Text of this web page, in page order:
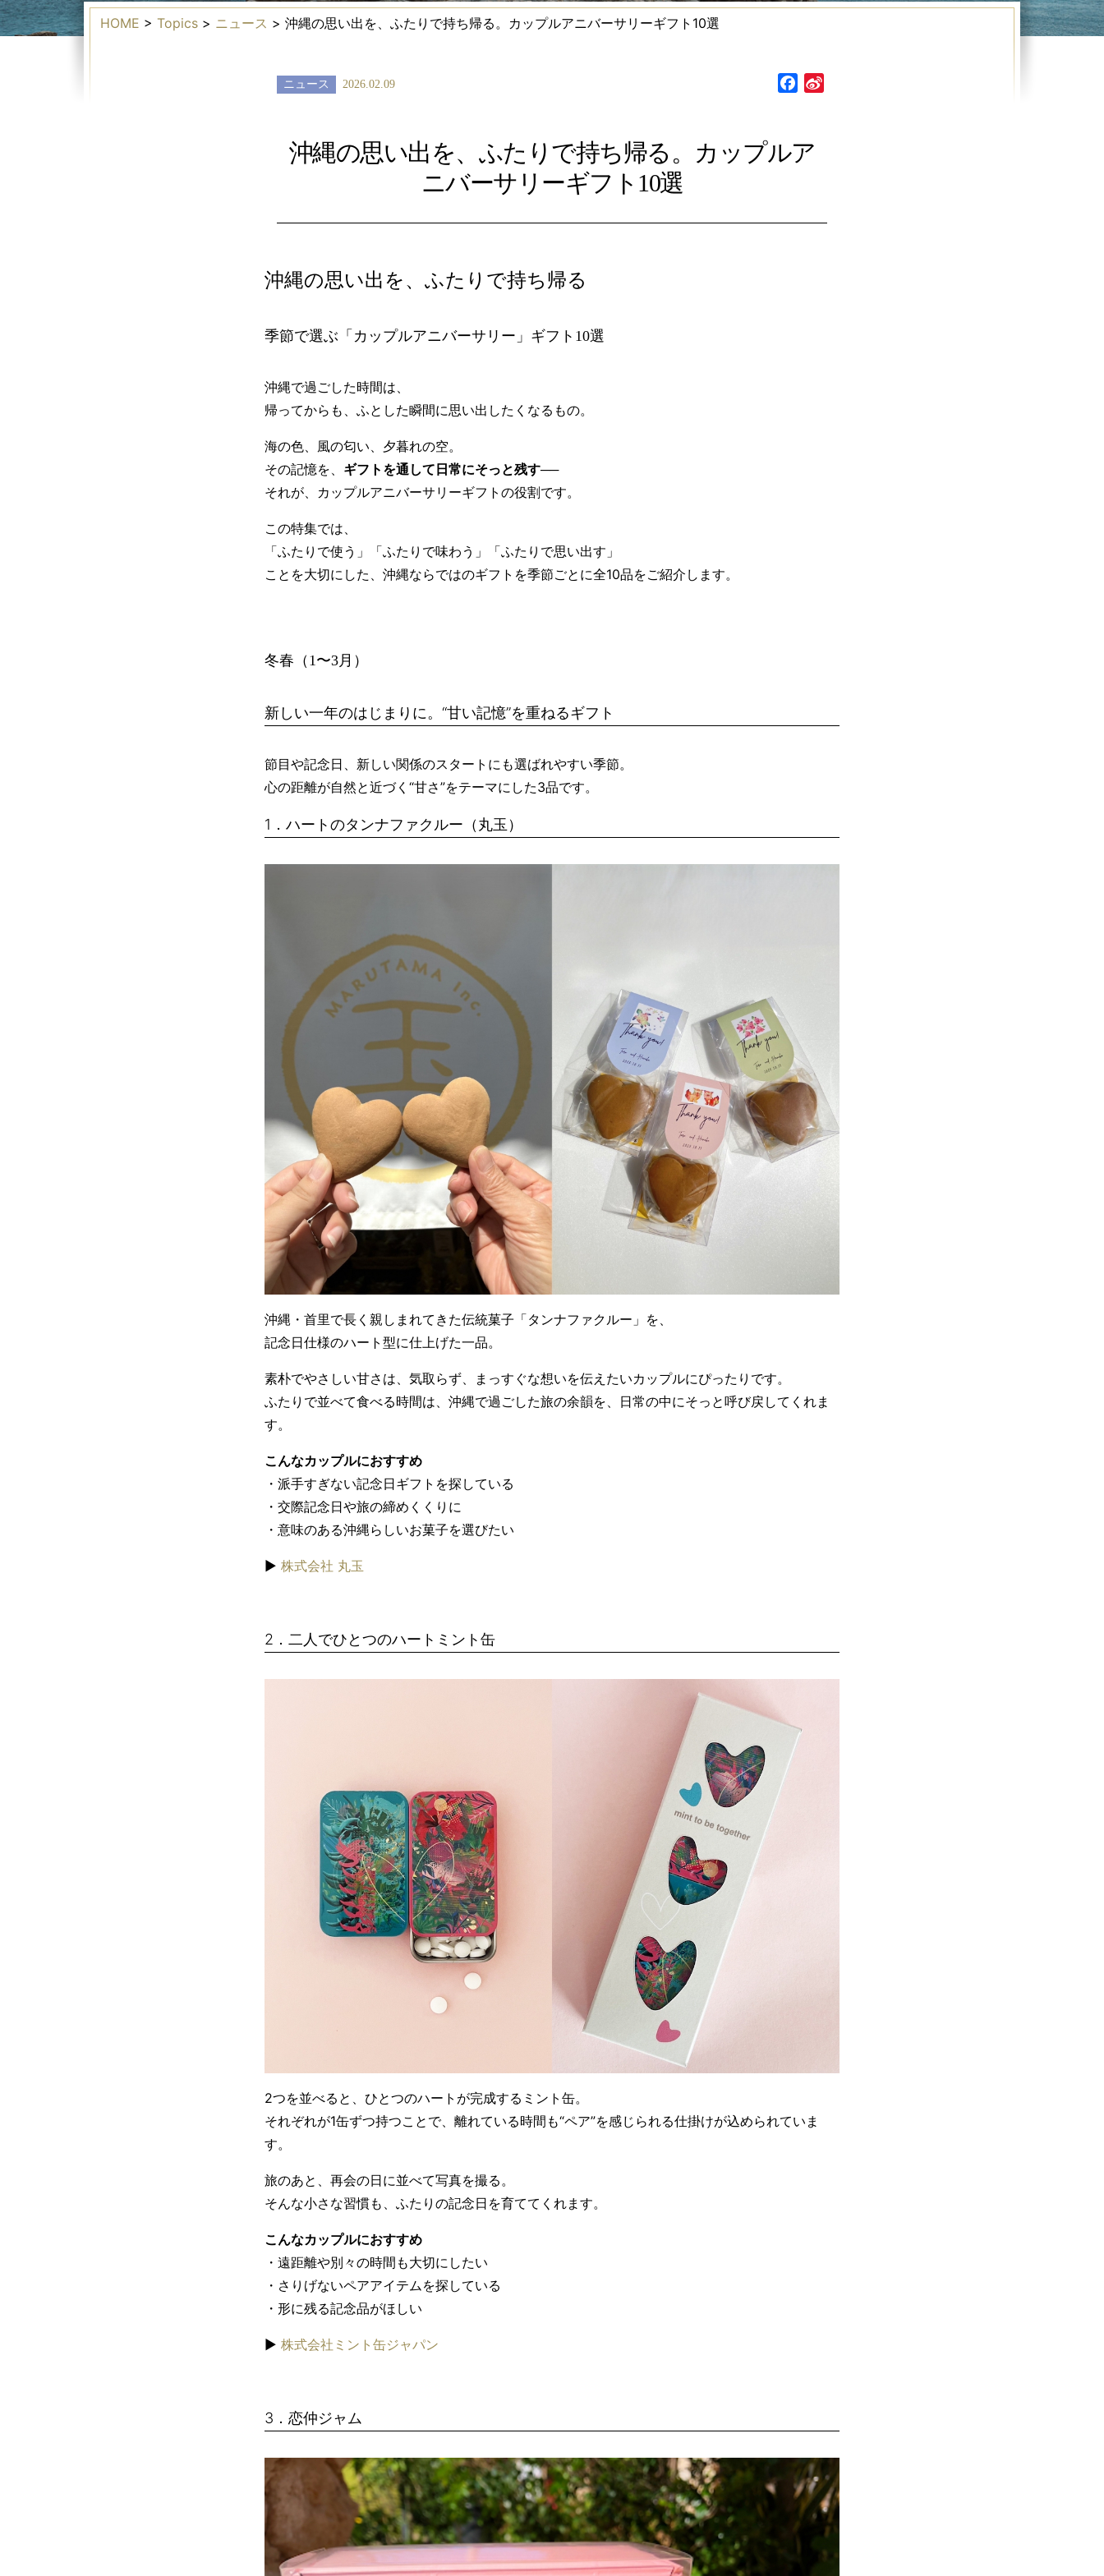
HOME > Topics > ニュース > 沖縄の思い出を、ふたりで持ち帰る。カップルアニバーサリーギフト10選
Facebook
ニュース 2026.02.09
沖縄の思い出を、ふたりで持ち帰る。カップルア
ニバーサリーギフト10選
沖縄の思い出を、ふたりで持ち帰る
季節で選ぶ「カップルアニバーサリー」ギフト10選
沖縄で過ごした時間は、
帰ってからも、ふとした瞬間に思い出したくなるもの。
海の色、風の匂い、夕暮れの空。
その記憶を、 ギフトを通して日常にそっと残す──
それが、カップルアニバーサリーギフトの役割です。
この特集では、
「ふたりで使う」「ふたりで味わう」「ふたりで思い出す」
ことを大切にした、沖縄ならではのギフトを季節ごとに全10品をご紹介します。
冬春（1〜3月）
新しい一年のはじまりに。“甘い記憶”を重ねるギフト
節目や記念日、新しい関係のスタートにも選ばれやすい季節。
心の距離が自然と近づく“甘さ”をテーマにした3品です。
1．ハートのタンナファクルー（丸玉）
沖縄・首里で長く親しまれてきた伝統菓子「タンナファクルー」を、
記念日仕様のハート型に仕上げた一品。
素朴でやさしい甘さは、気取らず、まっすぐな想いを伝えたいカップルにぴったりです。
ふたりで並べて食べる時間は、沖縄で過ごした旅の余韻を、日常の中にそっと呼び戻してくれま
す。
こんなカップルにおすすめ
・派手すぎない記念日ギフトを探している
・交際記念日や旅の締めくくりに
・意味のある沖縄らしいお菓子を選びたい
▶︎ 株式会社 丸玉
2．二人でひとつのハートミント缶
2つを並べると、ひとつのハートが完成するミント缶。
それぞれが1缶ずつ持つことで、離れている時間も“ペア”を感じられる仕掛けが込められていま
す。
旅のあと、再会の日に並べて写真を撮る。
そんな小さな習慣も、ふたりの記念日を育ててくれます。
こんなカップルにおすすめ
・遠距離や別々の時間も大切にしたい
・さりげないペアアイテムを探している
・形に残る記念品がほしい
▶︎ 株式会社ミント缶ジャパン
3．恋仲ジャム